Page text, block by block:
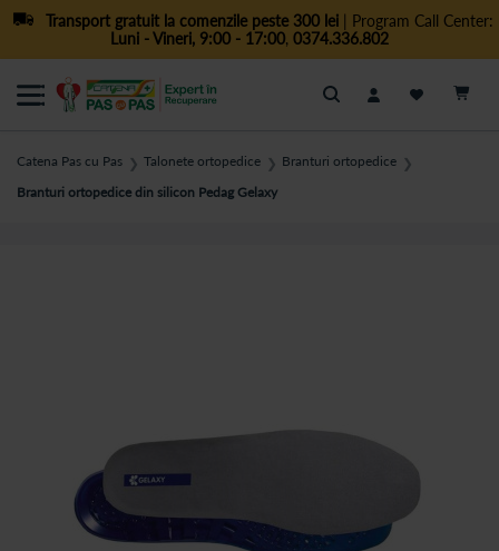
Transport gratuit la comenzile peste 300 lei| Program Call Center:
Luni - Vineri, 9:00 - 17:00, 0374.336.802
Cautare
Catena Pas cu Pas ❯ Talonete ortopedice ❯ Branturi ortopedice ❯
Branturi ortopedice din silicon Pedag Gelaxy